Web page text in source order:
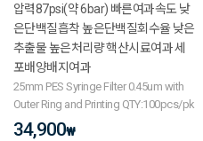
압력87psi(약 6bar) 빠른여과속도 낮
은단백질흡착 높은단백질회수율 낮은
추출물 높은처리량 핵산시료여과 세
포배양배지여과
25mm PES Syringe Filter 0.45um with
Outer Ring and Printing QTY:100pcs/pk
34,900₩